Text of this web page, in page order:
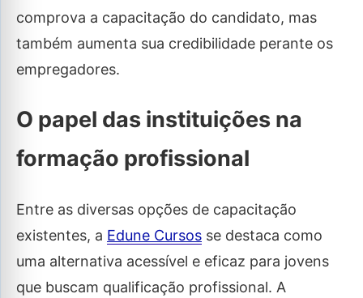
comprova a capacitação do candidato, mas
também aumenta sua credibilidade perante os
empregadores.
O papel das instituições na
formação profissional
Entre as diversas opções de capacitação
existentes, a Edune Cursos se destaca como
uma alternativa acessível e eficaz para jovens
que buscam qualificação profissional. A